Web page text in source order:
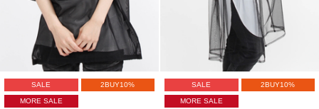
SALE 2BUY10%
MORE SALE
SALE 2BUY10%
MORE SALE